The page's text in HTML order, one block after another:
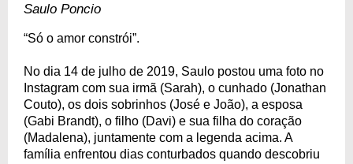
Saulo Poncio
“Só o amor constrói”.
No dia 14 de julho de 2019, Saulo postou uma foto no
Instagram com sua irmã (Sarah), o cunhado (Jonathan
Couto), os dois sobrinhos (José e João), a esposa
(Gabi Brandt), o filho (Davi) e sua filha do coração
(Madalena), juntamente com a legenda acima. A
família enfrentou dias conturbados quando descobriu